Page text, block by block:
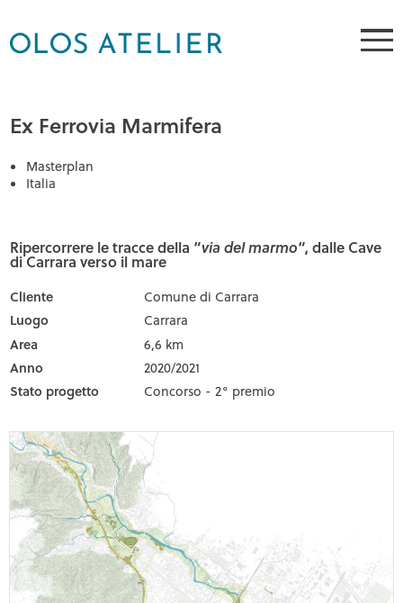
Ex Ferrovia Marmifera
Masterplan
Italia
Ripercorrere le tracce della “via del marmo“, dalle Cave
di Carrara verso il mare
Cliente
Comune di Carrara
Luogo
Carrara
Area
6,6 km
Anno
2020/2021
Stato progetto
Concorso - 2° premio